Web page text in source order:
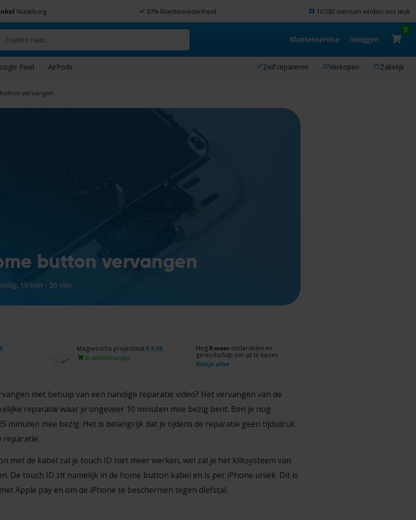
Waarborg 97% klanttevredenheid 10.282 mensen vinden ons leuk
Klantenservice Inloggen
0
Pixel AirPods Zelf repareren Verkopen Zakelijk
vervangen
button vervangen
10 min - 20 min
Magnetische projectmat€9,95
In winkelmandje
Nog0 meer onderdelen en
gereedschap om uit te kiezen
Bekijk alles
met behulp van een handige reparatie video? Het vervangen van de
reparatie waar je ongeveer 10 minuten mee bezig bent. Ben je nog
minuten mee bezig. Het is belangrijk dat je tijdens de reparatie geen tijdsdruk
reparatie.
met de kabel zal je touch ID niet meer werken, wel zal je het kliksysteem van
De touch ID zit namelijk in de home button kabel en is per iPhone uniek. Dit is
Apple pay en om de iPhone te beschermen tegen diefstal.